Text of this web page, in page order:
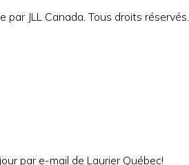
JLL Canada. Tous droits réservés.
par e-mail de Laurier Québec!